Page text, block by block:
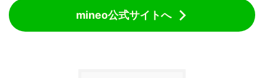
mineo公式サイトへ